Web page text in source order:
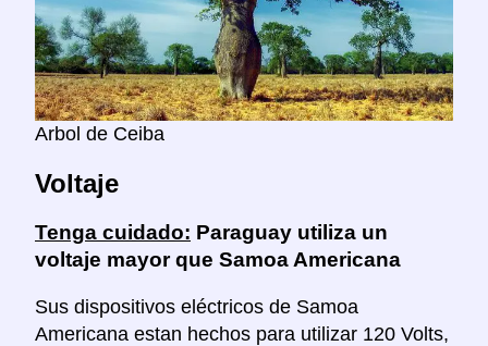
Arbol de Ceiba
Voltaje
Tenga cuidado: Paraguay utiliza un
voltaje mayor que Samoa Americana
Sus dispositivos eléctricos de Samoa
Americana estan hechos para utilizar 120 Volts,